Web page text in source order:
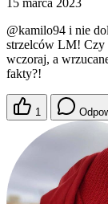
15 marca 2023
@kamilo94 i nie
strzelców LM! Czy
wczoraj, a
fakty?!
1